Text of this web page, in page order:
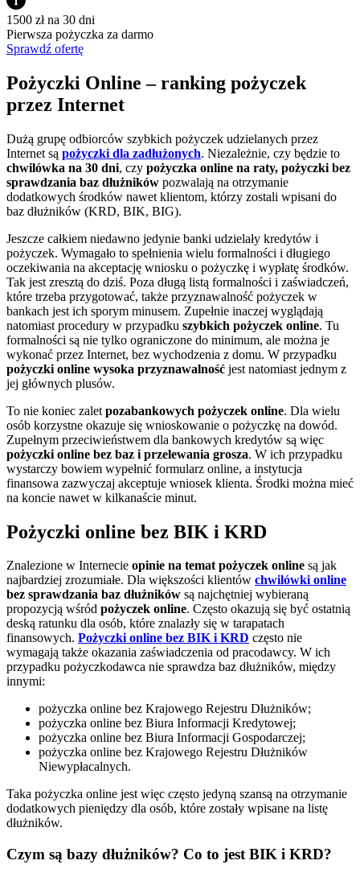
1500 zł na 30 dni
Pierwsza pożyczka za darmo
Sprawdź ofertę
Pożyczki Online – ranking pożyczek
przez Internet
Dużą grupę odbiorców szybkich pożyczek udzielanych przez
Internet są pożyczki dla zadłużonych. Niezależnie, czy będzie to
chwilówka na 30 dni, czy pożyczka online na raty, pożyczki bez
sprawdzania baz dłużników pozwalają na otrzymanie
dodatkowych środków nawet klientom, którzy zostali wpisani do
baz dłużników (KRD, BIK, BIG).
Jeszcze całkiem niedawno jedynie banki udzielały kredytów i
pożyczek. Wymagało to spełnienia wielu formalności i długiego
oczekiwania na akceptację wniosku o pożyczkę i wypłatę środków.
Tak jest zresztą do dziś. Poza długą listą formalności i zaświadczeń,
które trzeba przygotować, także przyznawalność pożyczek w
bankach jest ich sporym minusem. Zupełnie inaczej wyglądają
natomiast procedury w przypadku szybkich pożyczek online. Tu
formalności są nie tylko ograniczone do minimum, ale można je
wykonać przez Internet, bez wychodzenia z domu. W przypadku
pożyczki online wysoka przyznawalność jest natomiast jednym z
jej głównych plusów.
To nie koniec zalet pozabankowych pożyczek online. Dla wielu
osób korzystne okazuje się wnioskowanie o pożyczkę na dowód.
Zupełnym przeciwieństwem dla bankowych kredytów są więc
pożyczki online bez baz i przelewania grosza. W ich przypadku
wystarczy bowiem wypełnić formularz online, a instytucja
finansowa zazwyczaj akceptuje wniosek klienta. Środki można mieć
na koncie nawet w kilkanaście minut.
Pożyczki online bez BIK i KRD
Znalezione w Internecie opinie na temat pożyczek online są jak
najbardziej zrozumiałe. Dla większości klientów chwilówki online
bez sprawdzania baz dłużników są najchętniej wybieraną
propozycją wśród pożyczek online. Często okazują się być ostatnią
deską ratunku dla osób, które znalazły się w tarapatach
finansowych. Pożyczki online bez BIK i KRD często nie
wymagają także okazania zaświadczenia od pracodawcy. W ich
przypadku pożyczkodawca nie sprawdza baz dłużników, między
innymi:
pożyczka online bez Krajowego Rejestru Dłużników;
pożyczka online bez Biura Informacji Kredytowej;
pożyczka online bez Biura Informacji Gospodarczej;
pożyczka online bez Krajowego Rejestru Dłużników
Niewypłacalnych.
Taka pożyczka online jest więc często jedyną szansą na otrzymanie
dodatkowych pieniędzy dla osób, które zostały wpisane na listę
dłużników.
Czym są bazy dłużników? Co to jest BIK i KRD?